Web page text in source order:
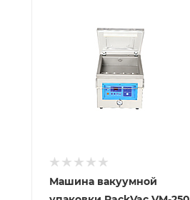
камера; длина
планки - 250 мм;
Машина вакуумной